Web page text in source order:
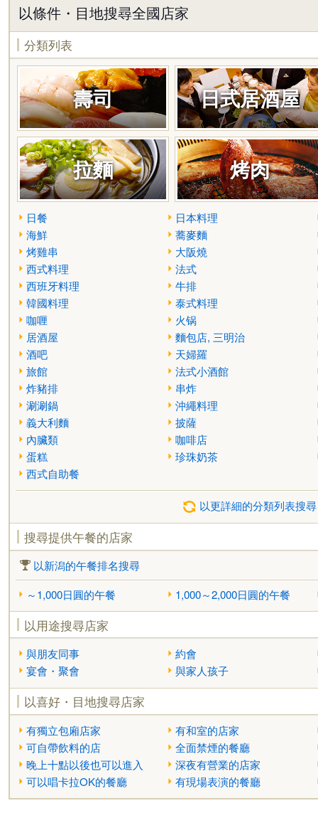
以條件・目地搜尋全國店家
分類列表
壽司 日式居酒屋
拉麵 烤肉
日餐
日本料理
海鮮
蕎麥麵
烤雞串
大阪燒
西式料理
法式
西班牙料理
牛排
韓國料理
泰式料理
咖喱
火锅
居酒屋
麵包店, 三明治
酒吧
天婦羅
旅館
法式小酒館
炸豬排
串炸
涮涮鍋
沖繩料理
義大利麵
披薩
內臟類
咖啡店
蛋糕
珍珠奶茶
西式自助餐
以更詳細的分類列表搜尋
搜尋提供午餐的店家
以新潟的午餐排名搜尋
～1,000日圓的午餐
1,000～2,000日圓的午餐
以用途搜尋店家
與朋友同事
約會
宴會・聚會
與家人孩子
以喜好・目地搜尋店家
有獨立包廂店家
有和室的店家
可自帶飲料的店
全面禁煙的餐廳
晚上十點以後也可以進入
深夜有營業的店家
可以唱卡拉OK的餐廳
有現場表演的餐廳